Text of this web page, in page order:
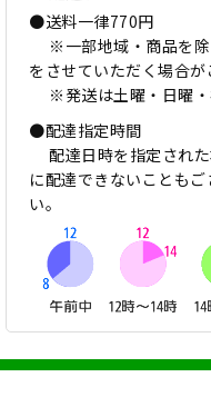
●送料一律770円
※一部地域・商品を
をさせていただく場合が
※発送は土曜・日曜・
●配達指定時間
配達日時を指定された
に配達できないことも
い。